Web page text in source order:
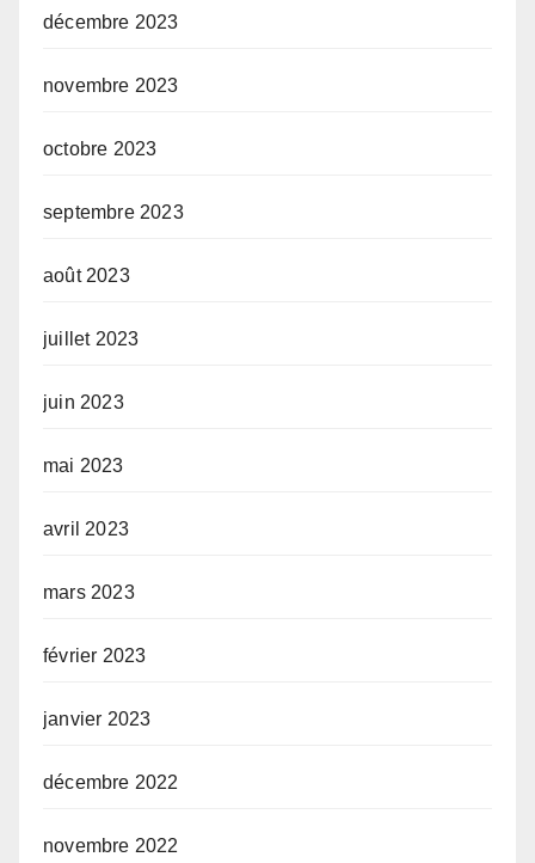
décembre 2023
novembre 2023
octobre 2023
septembre 2023
août 2023
juillet 2023
juin 2023
mai 2023
avril 2023
mars 2023
février 2023
janvier 2023
décembre 2022
novembre 2022